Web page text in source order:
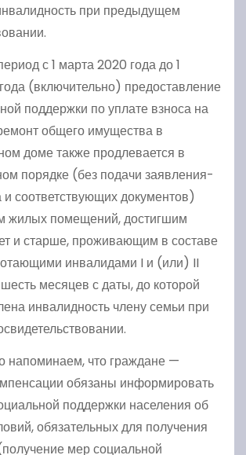
при предыдущем
с 1 марта 2020 года до 1
(включительно) предоставление
поддержки по уплате взноса на
общего имущества в
доме также продлевается в
порядке (без подачи заявления-
и соответствующих документов)
жилых помещений, достигшим
и старше, проживающим в составе
инвалидами I и (или) II
месяцев с даты, до которой
инвалидность члену семьи при
напоминаем, что граждане —
обязаны информировать
поддержки населения об
обязательных для получения
мер социальной